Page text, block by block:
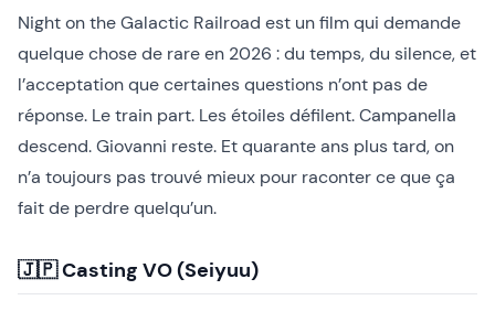
Night on the Galactic Railroad est un film qui demande
quelque chose de rare en 2026 : du temps, du silence, et
l’acceptation que certaines questions n’ont pas de
réponse. Le train part. Les étoiles défilent. Campanella
descend. Giovanni reste. Et quarante ans plus tard, on
n’a toujours pas trouvé mieux pour raconter ce que ça
fait de perdre quelqu’un.
🇯🇵 Casting VO (Seiyuu)